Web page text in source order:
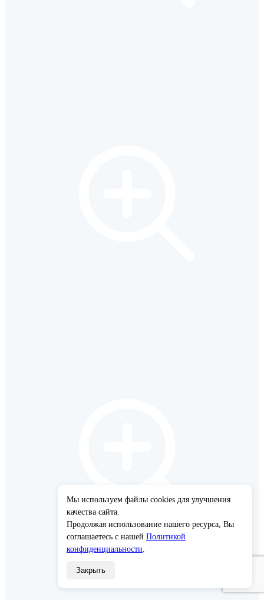
Мы используем файлы cookies для улучшения
качества сайта.
Продолжая использование нашего ресурса, Вы
соглашаетесь с нашей Политикой
конфиденциальности.
Закрыть